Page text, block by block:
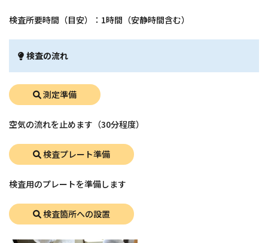
検査所要時間（目安）：1時間（安静時間含む）
検査の流れ
測定準備
空気の流れを止めます（30分程度）
検査プレート準備
検査用のプレートを準備します
検査箇所への設置